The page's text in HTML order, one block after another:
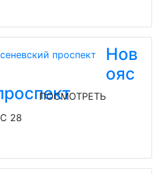
Нов
ояс
28
ПОСМОТРЕТЬ